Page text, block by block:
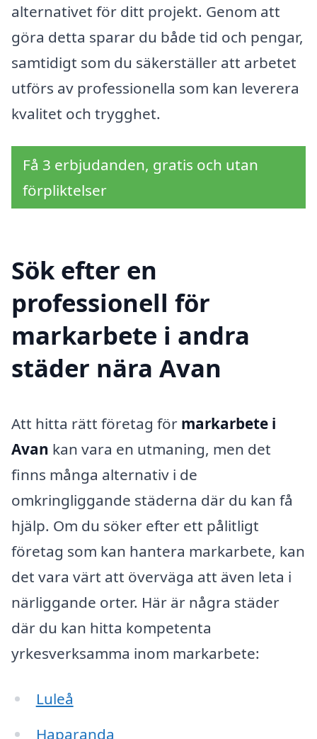
alternativet för ditt projekt. Genom att
göra detta sparar du både tid och pengar,
samtidigt som du säkerställer att arbetet
utförs av professionella som kan leverera
kvalitet och trygghet.
Få 3 erbjudanden, gratis och utan
förpliktelser
Sök efter en
professionell för
markarbete i andra
städer nära Avan
Att hitta rätt företag för markarbete i
Avan kan vara en utmaning, men det
finns många alternativ i de
omkringliggande städerna där du kan få
hjälp. Om du söker efter ett pålitligt
företag som kan hantera markarbete, kan
det vara värt att överväga att även leta i
närliggande orter. Här är några städer
där du kan hitta kompetenta
yrkesverksamma inom markarbete:
Luleå
Haparanda